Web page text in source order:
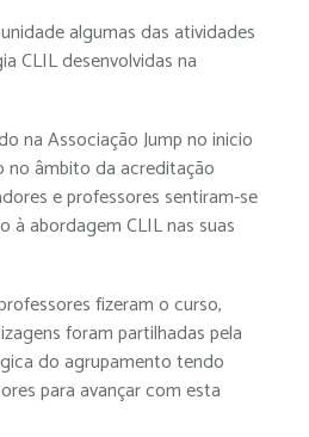
algumas das atividades
CLIL desenvolvidas na
na Associação Jump no inicio
no âmbito da acreditação
e professores sentiram-se
à abordagem CLIL nas suas
fizeram o curso,
foram partilhadas pela
do agrupamento tendo
para avançar com esta